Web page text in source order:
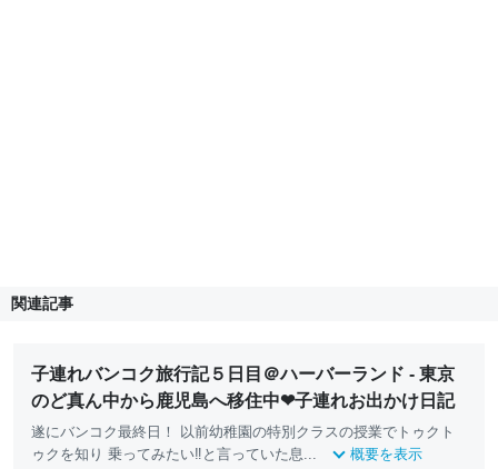
関連記事
子連れバンコク旅行記５日目＠ハーバーランド - 東京
のど真ん中から鹿児島へ移住中❤︎子連れお出かけ日記
遂にバンコク最終日！ 以前幼稚園の特別クラスの授業でトゥクト
ゥクを知り 乗ってみたい‼︎と言っていた息...
概要を表示